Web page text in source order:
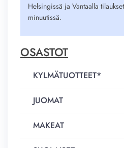
Helsingissä ja Vantaalla tilaukset
minuutissä.
OSASTOT
KYLMÄTUOTTEET*
JUOMAT
MAKEAT